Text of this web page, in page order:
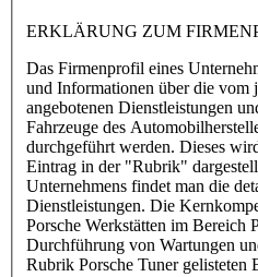
ERKLÄRUNG ZUM
Das Firmenprofil eines
und Informationen über die vom
angebotenen Dienstleistungen
Fahrzeuge des
durchgeführt werden. Dieses
Eintrag in der "Rubrik"
Unternehmens findet man die
Dienstleistungen. Die
Porsche Werkstätten im Bereich
Durchführung von Wartungen
Rubrik Porsche Tuner gelisteten